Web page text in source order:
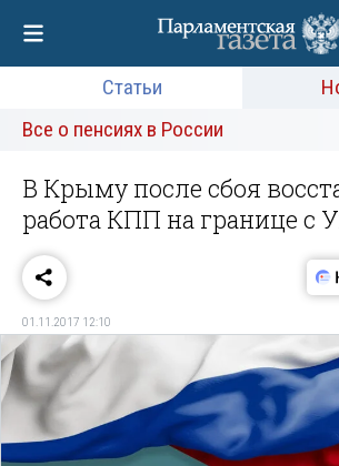
Статьи
Все о пенсиях в России
В Крыму после сбоя
работа КПП на границе с
01.11.2017 12:10